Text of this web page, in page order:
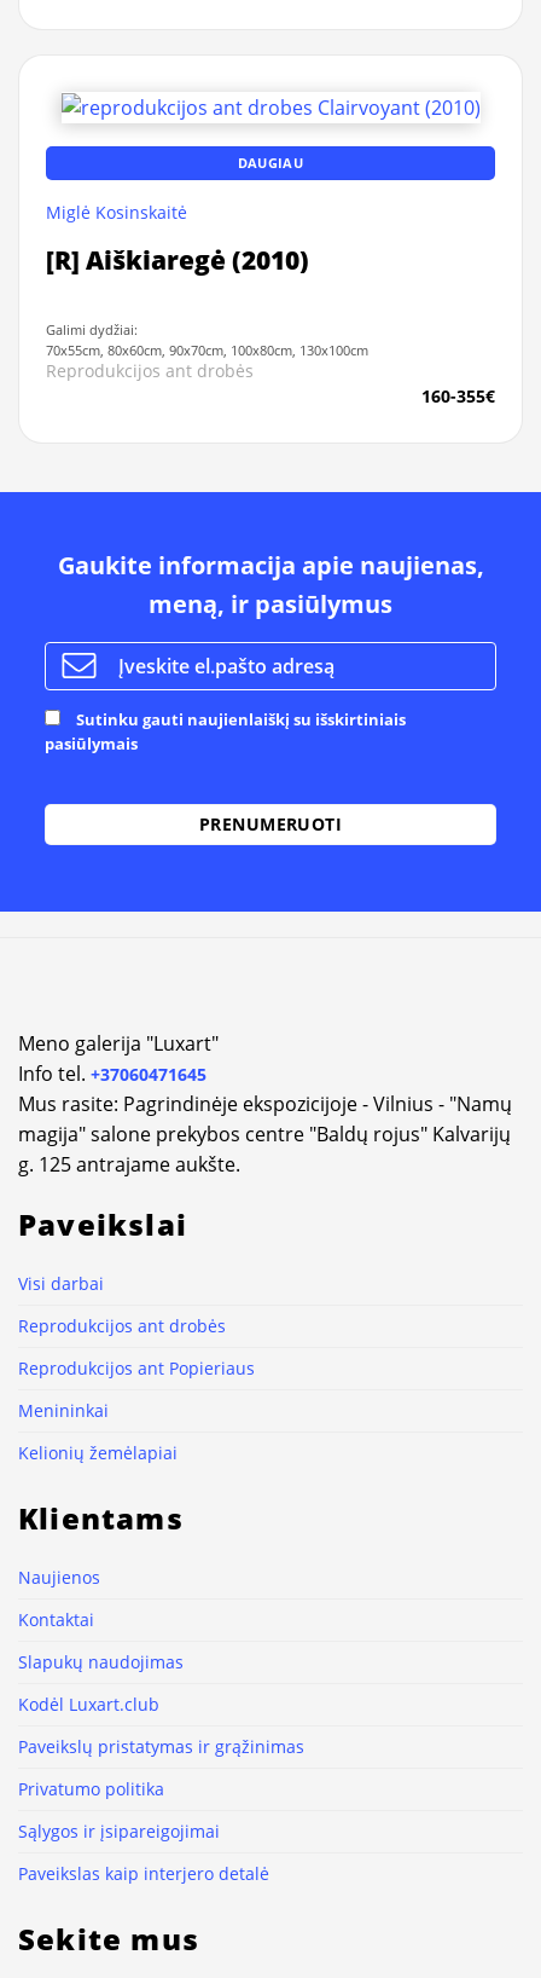
DAUGIAU
Miglė Kosinskaitė
[R] Aiškiaregė (2010)
Galimi dydžiai:
70x55cm, 80x60cm, 90x70cm, 100x80cm, 130x100cm
Reprodukcijos ant drobės
160-355€
Gaukite informacija apie naujienas,
meną, ir pasiūlymus
Sutinku gauti naujienlaiškį su išskirtiniais
pasiūlymais
Meno galerija "Luxart"
Info tel. +37060471645
Mus rasite: Pagrindinėje ekspozicijoje - Vilnius - "Namų
magija" salone prekybos centre "Baldų rojus" Kalvarijų
g. 125 antrajame aukšte.
Paveikslai
Visi darbai
Reprodukcijos ant drobės
Reprodukcijos ant Popieriaus
Menininkai
Kelionių žemėlapiai
Klientams
Naujienos
Kontaktai
Slapukų naudojimas
Kodėl Luxart.club
Paveikslų pristatymas ir grąžinimas
Privatumo politika
Sąlygos ir įsipareigojimai
Paveikslas kaip interjero detalė
Sekite mus